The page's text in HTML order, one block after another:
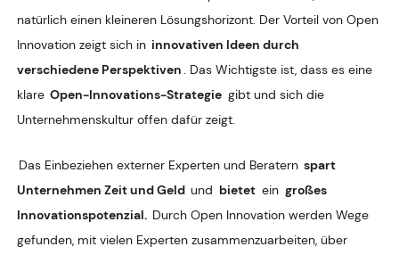
natürlich einen kleineren Lösungshorizont. Der Vorteil von Open
Innovation zeigt sich in innovativen Ideen durch
verschiedene Perspektiven. Das Wichtigste ist, dass es eine
klare Open-Innovations-Strategie gibt und sich die
Unternehmenskultur offen dafür zeigt.
Das Einbeziehen externer Experten und Beratern spart
Unternehmen Zeit und Geld und bietet ein großes
Innovationspotenzial. Durch Open Innovation werden Wege
gefunden, mit vielen Experten zusammenzuarbeiten, über